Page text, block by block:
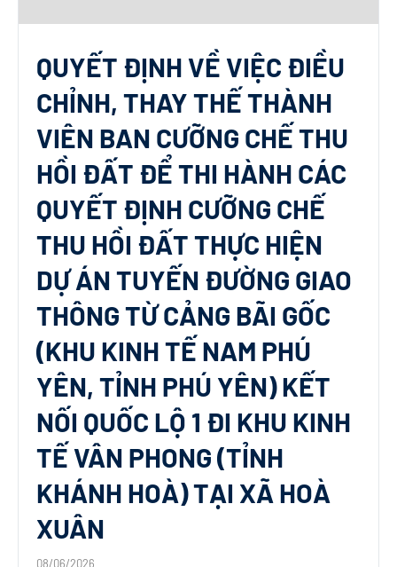
QUYẾT ĐỊNH VỀ VIỆC ĐIỀU
CHỈNH, THAY THẾ THÀNH
VIÊN BAN CƯỠNG CHẾ THU
HỒI ĐẤT ĐỂ THI HÀNH CÁC
QUYẾT ĐỊNH CƯỠNG CHẾ
THU HỒI ĐẤT THỰC HIỆN
DỰ ÁN TUYẾN ĐƯỜNG GIAO
THÔNG TỪ CẢNG BÃI GỐC
(KHU KINH TẾ NAM PHÚ
YÊN, TỈNH PHÚ YÊN) KẾT
NỐI QUỐC LỘ 1 ĐI KHU KINH
TẾ VÂN PHONG (TỈNH
KHÁNH HOÀ) TẠI XÃ HOÀ
XUÂN
08/06/2026